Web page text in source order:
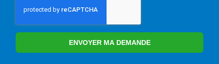
ENVOYER MA DEMANDE